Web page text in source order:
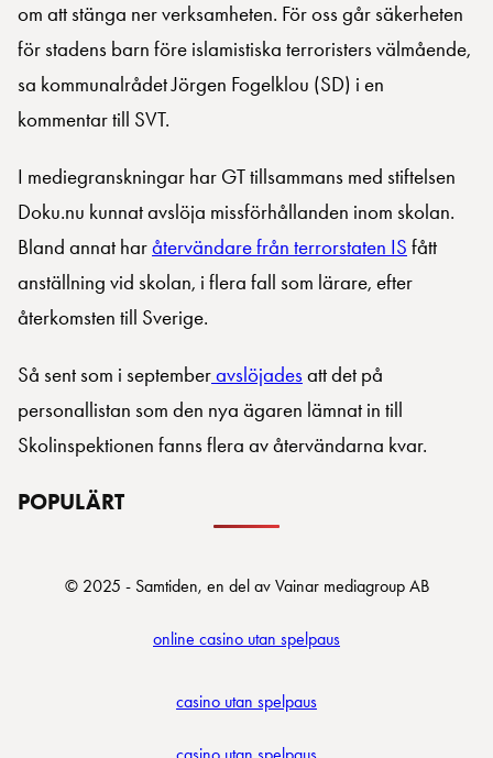
om att stänga ner verksamheten. För oss går säkerheten
för stadens barn före islamistiska terroristers välmående,
sa kommunalrådet Jörgen Fogelklou (SD) i en
kommentar till SVT.
I mediegranskningar har GT tillsammans med stiftelsen
Doku.nu kunnat avslöja missförhållanden inom skolan.
Bland annat haråtervändare från terrorstaten IS fått
anställning vid skolan, i flera fall som lärare, efter
återkomsten till Sverige.
Så sent som i septemberavslöjadesatt det på
personallistan som den nya ägaren lämnat in till
Skolinspektionen fanns flera av återvändarna kvar.
POPULÄRT
© 2025 - Samtiden, en del av Vainar mediagroup AB
online casino utan spelpaus
casino utan spelpaus